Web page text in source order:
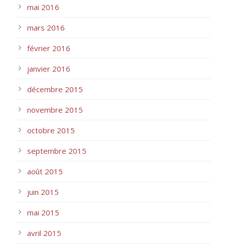
mai 2016
mars 2016
février 2016
janvier 2016
décembre 2015
novembre 2015
octobre 2015
septembre 2015
août 2015
juin 2015
mai 2015
avril 2015